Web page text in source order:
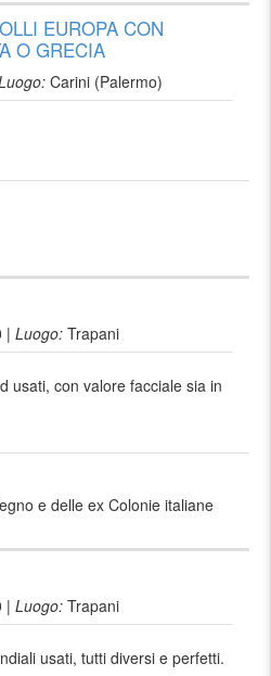
EUROPA CON
O GRECIA
Carini (Palermo)
| Luogo: Trapani
usati, con valore facciale sia in
e delle ex Colonie italiane
| Luogo: Trapani
usati, tutti diversi e perfetti.